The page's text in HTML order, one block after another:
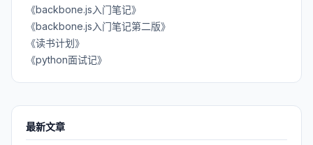
《backbone.js入门笔记》
《backbone.js入门笔记第二版》
《读书计划》
《python面试记》
最新文章